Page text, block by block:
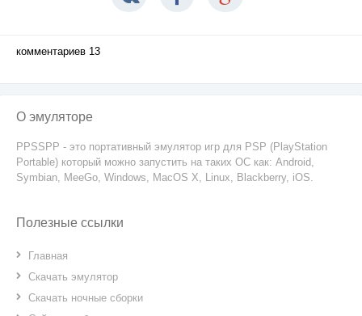
комментариев 13
О эмуляторе
PPSSPP - это портативный эмулятор игр для PSP (PlayStation
Portable) который можно запустить на таких ОС как: Android,
Symbian, MeeGo, Windows, MacOS X, Linux, Blackberry, iOS.
Полезные ссылки
Главная
Скачать эмулятор
Скачать ночные сборки